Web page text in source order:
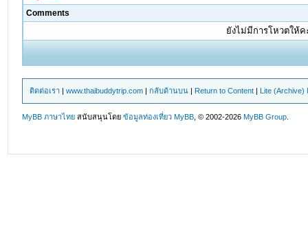
Comments
ยังไม่มีการโหวตให้
ติดต่อเรา |www.thaibuddytrip.com |กลับด้านบน | Return to Content | Lite (Archive)
MyBB ภาษาไทย สนับสนุนโดยข้อมูลท่องเที่ยว MyBB , © 2002-2026MyBB Group